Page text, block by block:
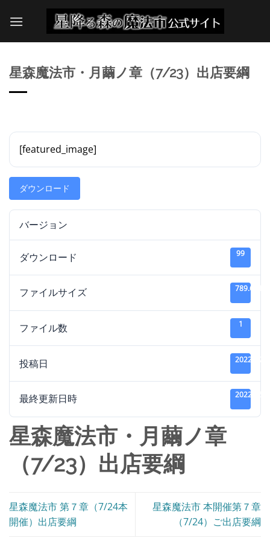
星森魔法市・月繭ノ章（7/23）出店要綱
[featured_image]
ダウンロード
バージョン
ダウンロード 99
ファイルサイズ 789.65 KB
ファイル数 1
投稿日 2022年2
最終更新日時 2022年5
星森魔法市・月繭ノ章
（7/23）出店要綱
星森魔法市 第７章（7/24本
開催）出店要綱
星森魔法市 本開催第７章
（7/24）ご出店要綱